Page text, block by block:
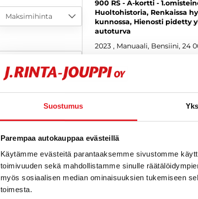
Suostumus
Parempaa autokauppaa evästeillä
Käytämme evästeitä parantaaksemme sivustomme
toimivuuden sekä mahdollistamme sinulle
myös sosiaalisen median ominaisuuksien tukemiseen
toimesta.
Maksimihinta
MAX
900 RS - A-kortti -
Huoltohistoria, Renkaissa
kunnossa, Hienosti pidetty
autoturva
2023 , Manuaali, Bensiini, 24
11 280 €
3 kk lyhennysvapaa